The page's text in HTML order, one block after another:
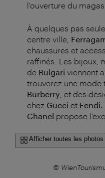
l'ouverture du
À quelques pas
centre ville,
chaussures et
raffinés. Les bijoux,
de Bulgari viennent
trouverez une mode
Burberry , et des
chez Gucci et Fendi.
Chanel propose
Afficher toutes les photos
©